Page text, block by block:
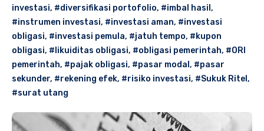
investasi, #diversifikasi portofolio, #imbal hasil ,
#instrumen investasi, #investasi aman, #investasi
obligasi, #investasi pemula, #jatuh tempo, #kupon
obligasi, #likuiditas obligasi, #obligasi pemerintah, #ORI
pemerintah, #pajak obligasi, #pasar modal , #pasar
sekunder, #rekening efek, #risiko investasi, #Sukuk Ritel ,
#surat utang